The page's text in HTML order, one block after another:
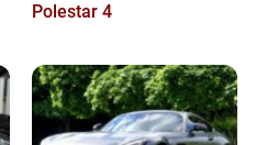
Polestar 4